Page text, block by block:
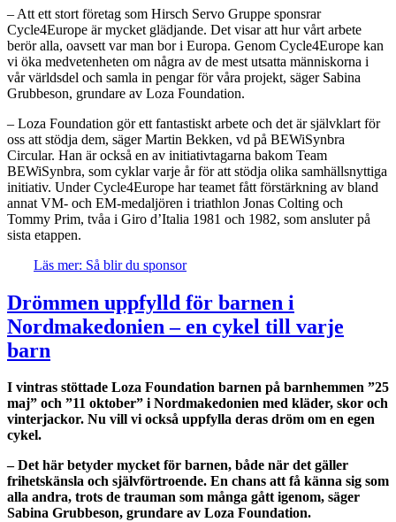
– Att ett stort företag som Hirsch Servo Gruppe sponsrar
Cycle4Europe är mycket glädjande. Det visar att hur vårt arbete
berör alla, oavsett var man bor i Europa. Genom Cycle4Europe kan
vi öka medvetenheten om några av de mest utsatta människorna i
vår världsdel och samla in pengar för våra projekt, säger Sabina
Grubbeson, grundare av Loza Foundation.
– Loza Foundation gör ett fantastiskt arbete och det är självklart för
oss att stödja dem, säger Martin Bekken, vd på BEWiSynbra
Circular. Han är också en av initiativtagarna bakom Team
BEWiSynbra, som cyklar varje år för att stödja olika samhällsnyttiga
initiativ. Under Cycle4Europe har teamet fått förstärkning av bland
annat VM- och EM-medaljören i triathlon Jonas Colting och
Tommy Prim, tvåa i Giro d’Italia 1981 och 1982, som ansluter på
sista etappen.
Läs mer: Så blir du sponsor
Drömmen uppfylld för barnen i
Nordmakedonien – en cykel till varje
barn
I vintras stöttade Loza Foundation barnen på barnhemmen ”25
maj” och ”11 oktober” i Nordmakedonien med kläder, skor och
vinterjackor. Nu vill vi också uppfylla deras dröm om en egen
cykel.
–Det här betyder mycket för barnen, både när det gäller
frihetskänsla och självförtroende. En chans att få känna sig som
alla andra, trots de trauman som många gått igenom, säger
Sabina Grubbeson, grundare av Loza Foundation.